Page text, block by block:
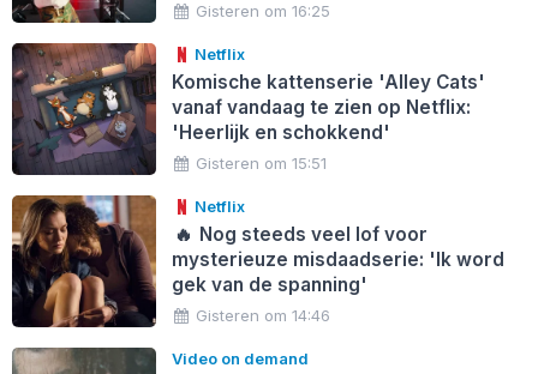
Gisteren om 16:25
Netflix
Komische kattenserie 'Alley Cats'
vanaf vandaag te zien op Netflix:
'Heerlijk en schokkend'
Gisteren om 15:51
Netflix
🔥 Nog steeds veel lof voor
mysterieuze misdaadserie: 'Ik word
gek van de spanning'
Gisteren om 14:46
Video on demand